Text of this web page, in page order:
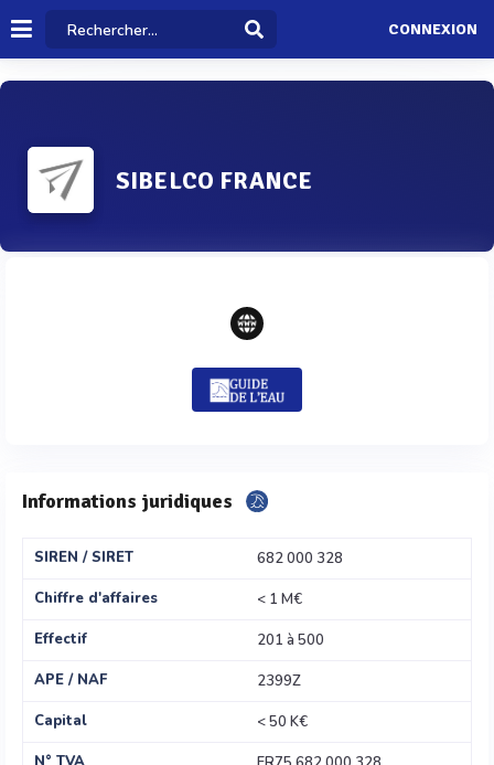
CONNEXION
SIBELCO FRANCE
Informations juridiques
SIREN / SIRET
682 000 328
Chiffre d'affaires
< 1 M€
Effectif
201 à 500
APE / NAF
2399Z
Capital
< 50 K€